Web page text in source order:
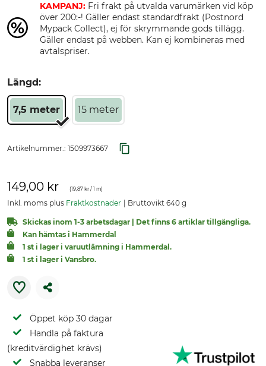
KAMPANJ: Fri frakt på utvalda varumärken vid köp
över 200:-! Gäller endast standardfrakt (Postnord
Mypack Collect), ej för skrymmande gods tillägg.
Gäller endast på webben. Kan ej kombineras med
avtalspriser.
Längd:
7,5 meter 15 meter
Artikelnummer.: 1509973667
149,00 kr (19,87 kr / 1 m)
Inkl. moms plus Fraktkostnader Bruttovikt 640 g
Skickas inom 1-3 arbetsdagar | Det finns 6 artiklar tillgängliga.
Kan hämtas i Hammerdal
1 st i lager i varuutlämning i Hammerdal.
1 st i lager i Vansbro.
Öppet köp 30 dagar
Handla på faktura
(kreditvärdighet krävs)
Snabba leveranser